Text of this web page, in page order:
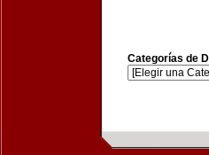
Categorías de